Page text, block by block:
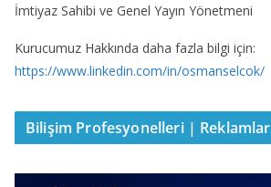
İmtiyaz Sahibi ve Genel Yayın Yönetmeni
Kurucumuz Hakkında daha fazla bilgi için:
https://www.linkedin.com/in/osmanselcok/
Bilişim Profesyonelleri | Reklamlar